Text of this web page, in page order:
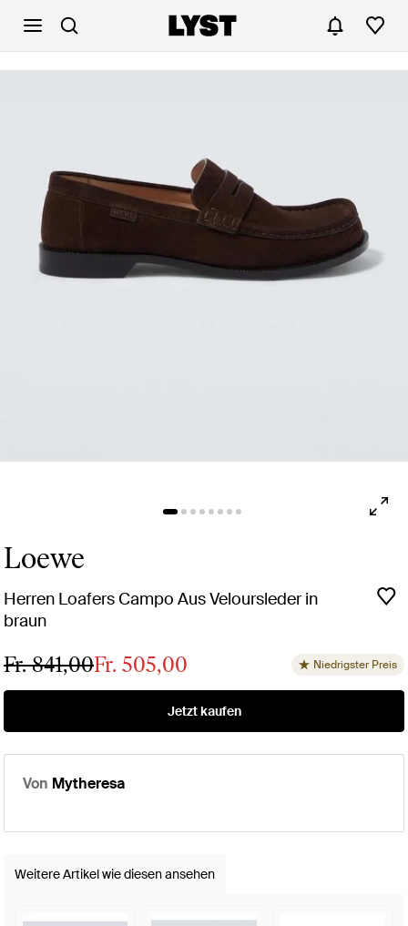
Loewe
Herren Loafers Campo Aus Veloursleder in
braun
Fr. 841,00Fr. 505,00 Niedrigster Preis
Jetzt kaufen
Von Mytheresa
Weitere Artikel wie diesen ansehen